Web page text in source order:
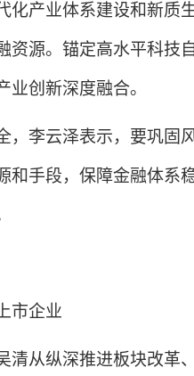
产业体系建设和新质
资源。锚定高水平科技
创新深度融合。
李云泽表示，要巩固
和手段，保障金融体
市企业
从纵深推进板块改革